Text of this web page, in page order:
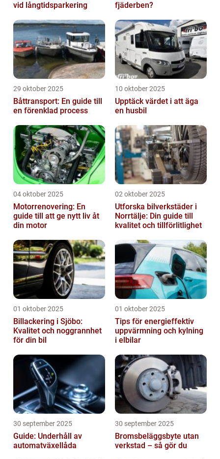
vid långtidsparkering
fjäderben?
29 oktober 2025
Båttransport: En guide till
en förenklad process
10 oktober 2025
Upptäck värdet i att äga
en husbil
04 oktober 2025
Motorrenovering: En
guide till att ge nytt liv åt
din motor
02 oktober 2025
Utforska bilverkstäder i
Norrtälje: Din guide till
kvalitet och tillförlitlighet
01 oktober 2025
Billackering i Sjöbo:
Kvalitet och noggrannhet
för din bil
01 oktober 2025
Tips för energieffektiv
uppvärmning och kylning
i elbilar
30 september 2025
Guide: Underhåll av
automatväxellåda
30 september 2025
Bromsbeläggsbyte utan
verkstad – så gör du